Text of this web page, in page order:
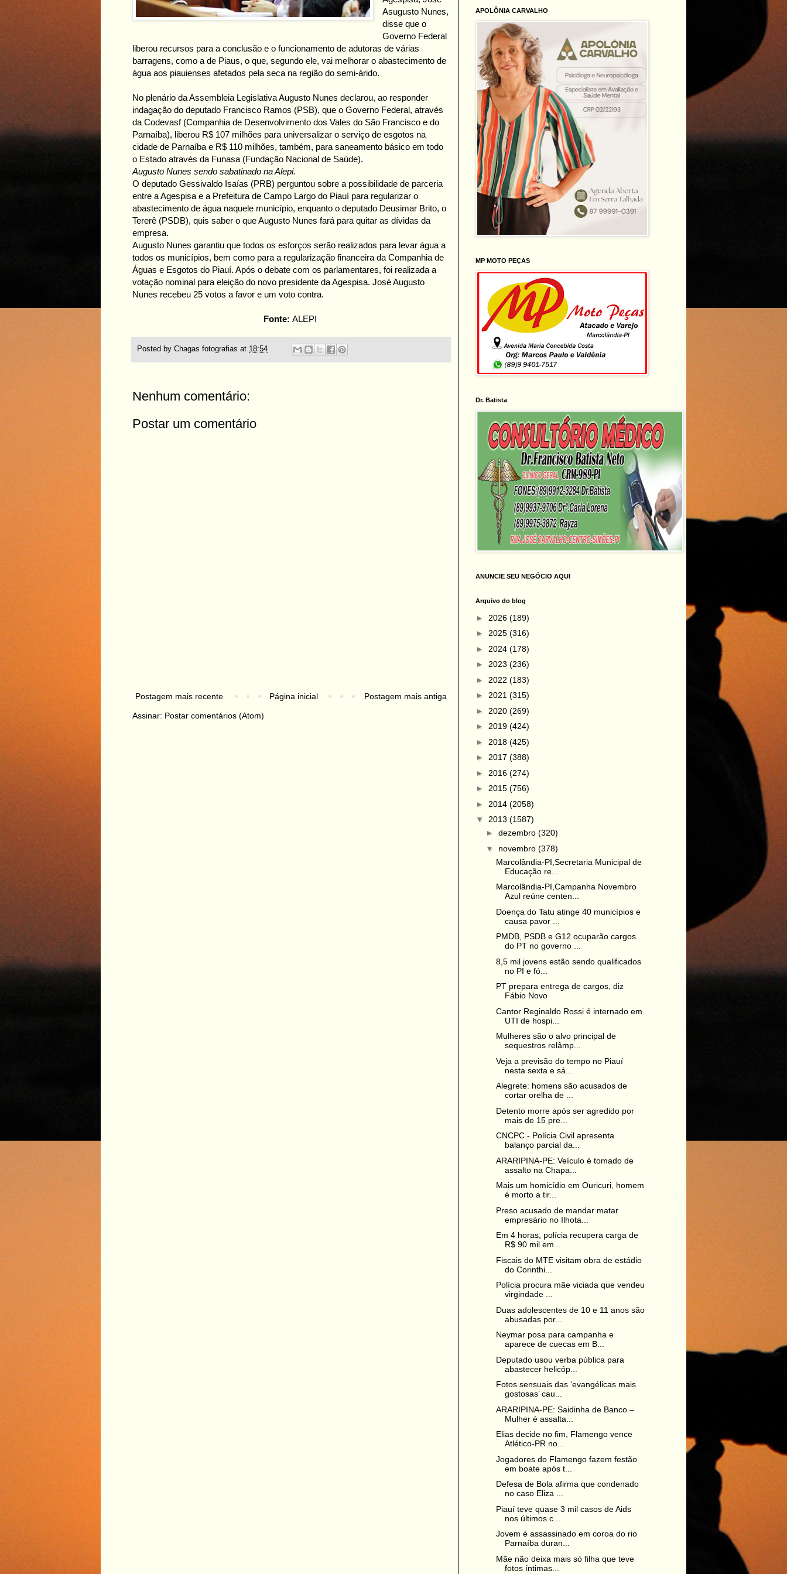
Asugusto Nunes,
disse que o
Governo Federal
liberou recursos para a conclusão e o funcionamento de adutoras de várias
barragens, como a de Piaus, o que, segundo ele, vai melhorar o abastecimento de
água aos piauienses afetados pela seca na região do semi-árido.
No plenário da Assembleia Legislativa Augusto Nunes declarou, ao responder
indagação do deputado Francisco Ramos (PSB), que o Governo Federal, através
da Codevasf (Companhia de Desenvolvimento dos Vales do São Francisco e do
Parnaíba), liberou R$ 107 milhões para universalizar o serviço de esgotos na
cidade de Parnaíba e R$ 110 milhões, também, para saneamento básico em todo
o Estado através da Funasa (Fundação Nacional de Saúde).
Augusto Nunes sendo sabatinado na Alepi.
O deputado Gessivaldo Isaías (PRB) perguntou sobre a possibilidade de parceria
entre a Agespisa e a Prefeitura de Campo Largo do Piauí para regularizar o
abastecimento de água naquele município, enquanto o deputado Deusimar Brito, o
Tererê (PSDB), quis saber o que Augusto Nunes fará para quitar as dívidas da
empresa.
Augusto Nunes garantiu que todos os esforços serão realizados para levar água a
todos os municípios, bem como para a regularização financeira da Companhia de
Águas e Esgotos do Piauí. Após o debate com os parlamentares, foi realizada a
votação nominal para eleição do novo presidente da Agespisa. José Augusto
Nunes recebeu 25 votos a favor e um voto contra.
Fonte: ALEPI
Posted by Chagas fotografias at 18:54
Nenhum comentário:
Postar um comentário
Postagem mais recente Postagem mais antiga
Página inicial
Assinar: Postar comentários (Atom)
APOLÔNIA CARVALHO
MP MOTO PEÇAS
Dr. Batista
ANUNCIE SEU NEGÓCIO AQUI
Arquivo do blog
► 2026 (189)
► 2025 (316)
► 2024 (178)
► 2023 (236)
► 2022 (183)
► 2021 (315)
► 2020 (269)
► 2019 (424)
► 2018 (425)
► 2017 (388)
► 2016 (274)
► 2015 (756)
► 2014 (2058)
▼ 2013 (1587)
► dezembro (320)
▼ novembro (378)
Marcolândia-PI,Secretaria Municipal de
Educação re...
Marcolândia-PI,Campanha Novembro
Azul reúne centen...
Doença do Tatu atinge 40 municípios e
causa pavor ...
PMDB, PSDB e G12 ocuparão cargos
do PT no governo ...
8,5 mil jovens estão sendo qualificados
no PI e fó...
PT prepara entrega de cargos, diz
Fábio Novo
Cantor Reginaldo Rossi é internado em
UTI de hospi...
Mulheres são o alvo principal de
sequestros relâmp...
Veja a previsão do tempo no Piauí
nesta sexta e sá...
Alegrete: homens são acusados de
cortar orelha de ...
Detento morre após ser agredido por
mais de 15 pre...
CNCPC - Polícia Civil apresenta
balanço parcial da...
ARARIPINA-PE: Veículo é tomado de
assalto na Chapa...
Mais um homicídio em Ouricuri, homem
é morto a tir...
Preso acusado de mandar matar
empresário no Ilhota...
Em 4 horas, polícia recupera carga de
R$ 90 mil em...
Fiscais do MTE visitam obra de estádio
do Corinthi...
Polícia procura mãe viciada que vendeu
virgindade ...
Duas adolescentes de 10 e 11 anos são
abusadas por...
Neymar posa para campanha e
aparece de cuecas em B...
Deputado usou verba pública para
abastecer helicóp...
Fotos sensuais das ‘evangélicas mais
gostosas’ cau...
ARARIPINA-PE: Saidinha de Banco –
Mulher é assalta...
Elias decide no fim, Flamengo vence
Atlético-PR no...
Jogadores do Flamengo fazem festão
em boate após t...
Defesa de Bola afirma que condenado
no caso Eliza ...
Piauí teve quase 3 mil casos de Aids
nos últimos c...
Jovem é assassinado em coroa do rio
Parnaíba duran...
Mãe não deixa mais só filha que teve
fotos íntimas...